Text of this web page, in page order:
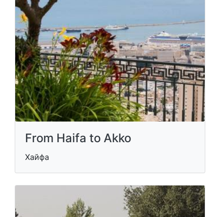
From Haifa to Akko
Хайфа